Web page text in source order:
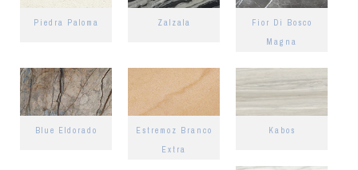
Piedra Paloma Zalzala
Fior Di Bosco
Magna
Blue Eldorado
Estremoz Branco
Extra
Kabos